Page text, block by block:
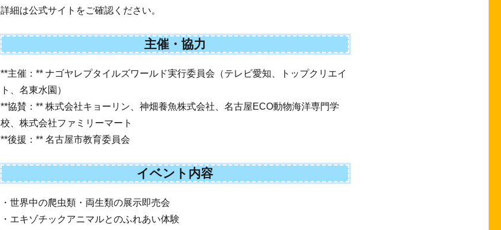
詳細は公式サイトをご確認ください。
主催・協力
**主催：** ナゴヤレプタイルズワールド実行委員会（テレビ愛知、トップクリエイ
ト、名東水園）
**協賛：** 株式会社キョーリン、神畑養魚株式会社、名古屋ECO動物海洋専門学
校、株式会社ファミリーマート
**後援：** 名古屋市教育委員会
イベント内容
・世界中の爬虫類・両生類の展示即売会
・エキゾチックアニマルとのふれあい体験